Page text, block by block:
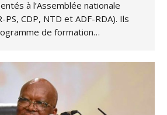
à l’Assemblée nationale
PS, CDP, NTD et ADF-RDA). Ils
de formation…